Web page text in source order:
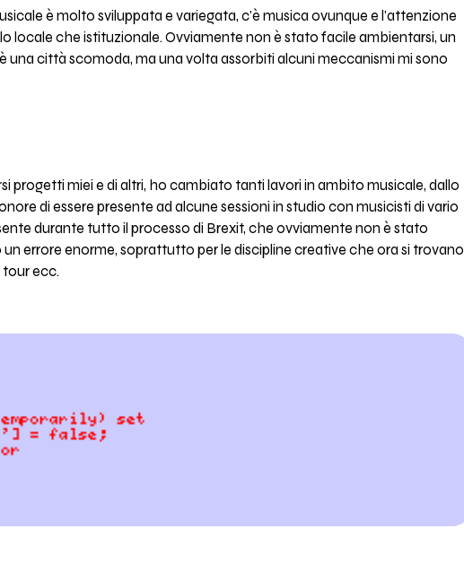
è molto sviluppata e variegata, c'è musica ovunque e l'attenzione
locale che istituzionale. Ovviamente non è stato facile ambientarsi, un
una città scomoda, ma una volta assorbiti alcuni meccanismi mi sono
progetti miei e di altri, ho cambiato tanti lavori in ambito musicale, dallo
di essere presente ad alcune sessioni in studio con musicisti di vario
durante tutto il processo di Brexit, che ovviamente non è stato
errore enorme, soprattutto per le discipline creative che ora si trovano
ecc.